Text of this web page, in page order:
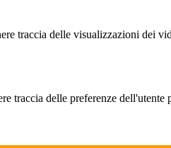
traccia delle visualizzazioni dei
traccia delle preferenze